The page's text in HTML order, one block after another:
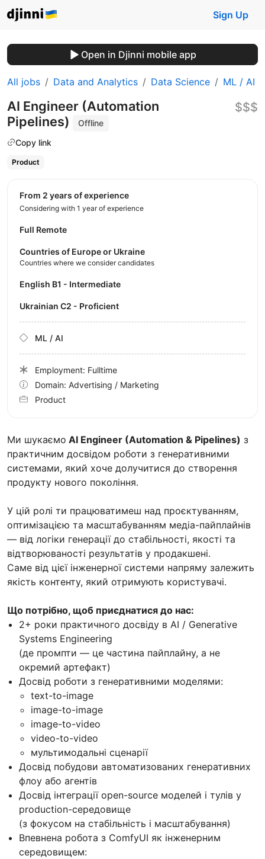
Sign Up
Open in Djinni mobile app
All jobs Data and Analytics Data Science ML / AI
AI Engineer (Automation
Pipelines)
Offline
Copy link
$$$
Product
Ми шукаємо AI Engineer (Automation & Pipelines) з
практичним досвідом роботи з генеративними
системами, який хоче долучитися до створення
продукту нового покоління.
У цій ролі ти працюватимеш над проєктуванням,
оптимізацією та масштабуванням медіа-пайплайнів
— від логіки генерації до стабільності, якості та
відтворюваності результатів у продакшені.
Саме від цієї інженерної системи напряму залежить
якість контенту, який отримують користувачі.
Що потрібно, щоб приєднатися до нас:
2+ роки практичного досвіду в AI / Generative
Systems Engineering
(де промпти — це частина пайплайну, а не
окремий артефакт)
Досвід роботи з генеративними моделями:
text-to-image
image-to-image
image-to-video
video-to-video
мультимодальні сценарії
Досвід побудови автоматизованих генеративних
флоу або агентів
Досвід інтеграції open-source моделей і тулів у
production-середовище
(з фокусом на стабільність і масштабування)
Впевнена робота з ComfyUI як інженерним
середовищем:
from 2 years of experience
Considering with 1 year of experience
Full Remote
Countries of Europe or Ukraine
Countries where we consider candidates
English B1 - Intermediate
Ukrainian C2 - Proficient
ML / AI
Employment: Fulltime
Domain: Advertising / Marketing
Product